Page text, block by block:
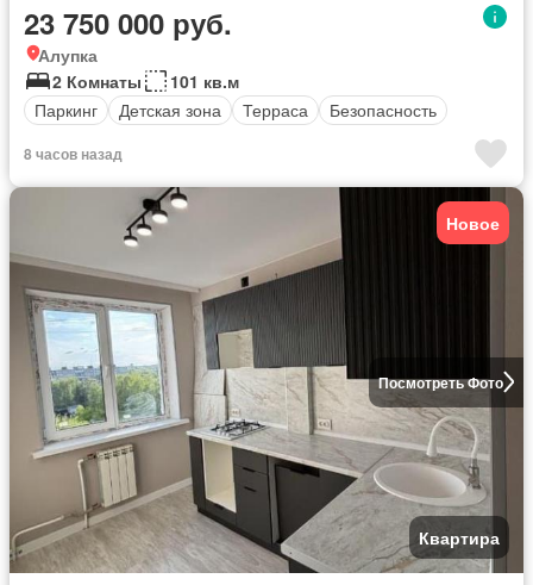
23 750 000 руб.
Алупка
2 Комнаты
101 кв.м
Паркинг
Детская зона Терраса Безопасность
8 часов назад
Посмотреть Фото
Новое
Квартира